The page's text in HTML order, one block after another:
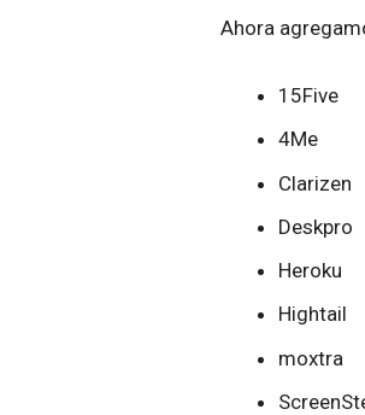
Ahora
15Five
4Me
Clarizen
Deskpro
Heroku
Hightail
moxtra